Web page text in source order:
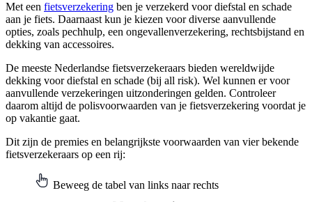
Met een fietsverzekering ben je verzekerd voor diefstal en schade
aan je fiets. Daarnaast kun je kiezen voor diverse aanvullende
opties, zoals pechhulp, een ongevallenverzekering, rechtsbijstand en
dekking van accessoires.
De meeste Nederlandse fietsverzekeraars bieden wereldwijde
dekking voor diefstal en schade (bij all risk). Wel kunnen er voor
aanvullende verzekeringen uitzonderingen gelden. Controleer
daarom altijd de polisvoorwaarden van je fietsverzekering voordat je
op vakantie gaat.
Dit zijn de premies en belangrijkste voorwaarden van vier bekende
fietsverzekeraars op een rij:
Beweeg de tabel van links naar rechts